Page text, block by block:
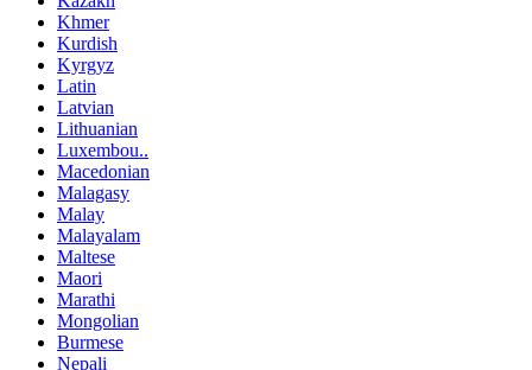
Khmer
Kurdish
Kyrgyz
Latin
Latvian
Lithuanian
Luxembou..
Macedonian
Malagasy
Malay
Malayalam
Maltese
Maori
Marathi
Mongolian
Burmese
Nepali